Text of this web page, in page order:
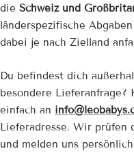
die Schweiz und
länderspezifische
dabei je nach Zielland
Du befindest dich
besondere
einfach an
Lieferadresse. Wir prüfen
und melden uns